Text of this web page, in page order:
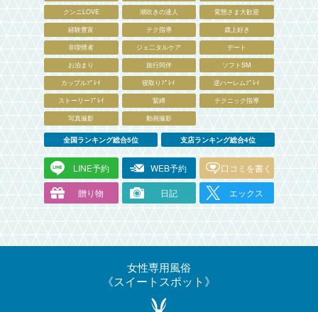
クンニLOVE
潮吹きの達人
変態さま大歓迎
経験豊富
テク指導
歳上好き
非喫煙者
ジェ二タルケア
デート
お泊まり
旅行同伴
ソフトSM
カップルﾌﾟﾚｲ
寝取りﾌﾟﾚｲ
逆ハーレムﾌﾟﾚｲ
ストーリーﾌﾟﾚｲ
緊縛
テクニック指導
写真撮影
動画撮影
全国ランキング総合5位 支店ランキング総合4位
LINE予約 WEB予約 口コミを書く
贈り物 日記 エックス
女性専用風俗
スイートスポット